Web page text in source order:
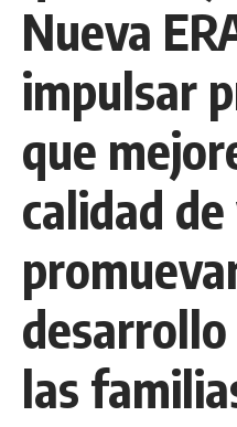
Nueva
impulsar
que
calidad
las